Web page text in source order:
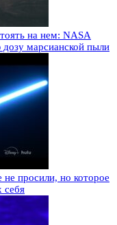
на нем: NASA
марсианской пыли
просили, но которое
себя